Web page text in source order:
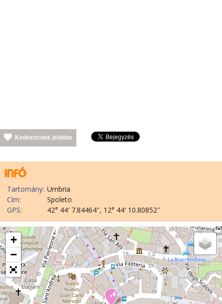
Kedvencnek jelölöm
Tartomány: Umbria
Cím:
Spoleto
GPS:
42° 44′ 7.84464″, 12° 44′ 10.80852″
+
−